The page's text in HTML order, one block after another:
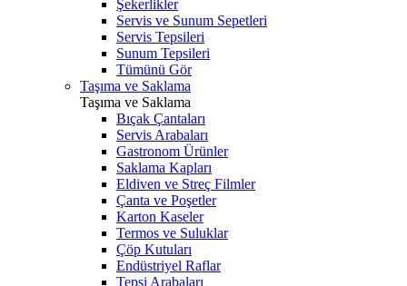
Şekerlikler
Servis ve Sunum Sepetleri
Servis Tepsileri
Sunum Tepsileri
Tümünü Gör
Taşıma ve Saklama
Taşıma ve Saklama
Bıçak Çantaları
Servis Arabaları
Gastronom Ürünler
Saklama Kapları
Eldiven ve Streç Filmler
Çanta ve Poşetler
Karton Kaseler
Termos ve Suluklar
Çöp Kutuları
Endüstriyel Raflar
Tepsi Arabaları